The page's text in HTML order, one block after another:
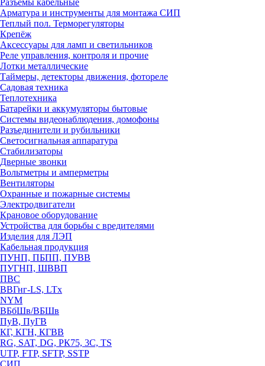
Разъемы кабельные
Арматура и инструменты для монтажа СИП
Теплый пол. Терморегуляторы
Крепёж
Аксессуары для ламп и светильников
Реле управления, контроля и прочие
Лотки металлические
Таймеры, детекторы движения, фотореле
Садовая техника
Теплотехника
Батарейки и аккумуляторы бытовые
Системы видеонаблюдения, домофоны
Разъединители и рубильники
Светосигнальная аппаратура
Стабилизаторы
Дверные звонки
Вольтметры и амперметры
Вентиляторы
Охранные и пожарные системы
Электродвигатели
Крановое оборудование
Устройства для борьбы с вредителями
Изделия для ЛЭП
Кабельная продукция
ПУНП, ПБПП, ПУВВ
ПУГНП, ШВВП
ПВС
ВВГнг-LS, LTx
NYM
ВБбШв/ВБШв
ПуВ, ПуГВ
КГ, КГН, КГВВ
RG, SAT, DG, РК75, 3С, TS
UTP, FTP, SFTP, SSTP
СИП